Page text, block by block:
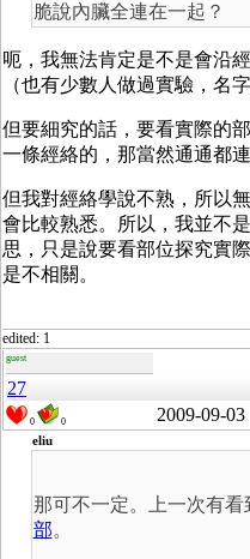
脆說內臟全連在一起？
呃，我無法肯定是不是會沿
（也有少數人做過實驗，名
但要細究的話，要看實際的
一條經絡的，那當然通通都
但我對經絡學說不熟，所以
會比較熟悉。所以，我並不
思，只是說要看部位探究實
是不相關。
edited: 1
guest
27
0 0 2009-09-03
eliu
那可不一定。上一次有看
部。